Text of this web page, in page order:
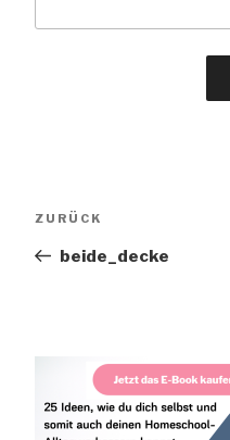
Vorheriger
ZURÜCK
beide_decke